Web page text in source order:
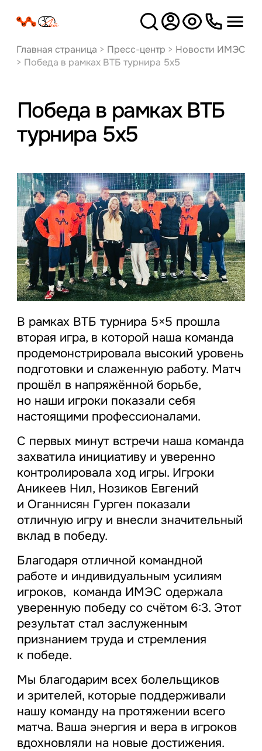
Версия
для слабовидящих
Главная страница > Пресс-центр > Новости ИМЭС
> Победа в рамках ВТБ турнира 5х5
Победа в рамках ВТБ
турнира 5х5
В рамках ВТБ турнира 5×5 прошла
вторая игра, в которой наша команда
продемонстрировала высокий уровень
подготовки и слаженную работу. Матч
прошёл в напряжённой борьбе,
но наши игроки показали себя
настоящими профессионалами.
С первых минут встречи наша команда
захватила инициативу и уверенно
контролировала ход игры. Игроки
Аникеев Нил, Нозиков Евгений
и Оганнисян Гурген показали
отличную игру и внесли значительный
вклад в победу.
Благодаря отличной командной
работе и индивидуальным усилиям
игроков, команда ИМЭС одержала
уверенную победу со счётом 6:3. Этот
результат стал заслуженным
признанием труда и стремления
к победе.
Мы благодарим всех болельщиков
и зрителей, которые поддерживали
нашу команду на протяжении всего
матча. Ваша энергия и вера в игроков
вдохновляли на новые достижения.